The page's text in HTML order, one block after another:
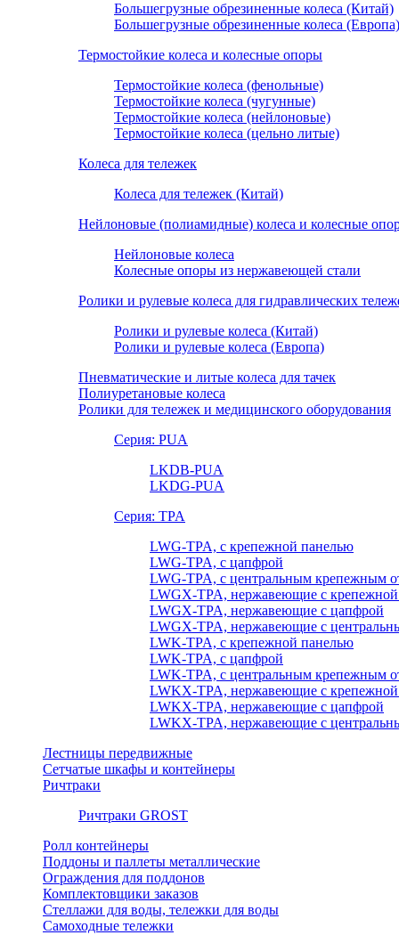
Большегрузные обрезиненные колеса (Китай)
Большегрузные обрезиненные колеса (Европа)
Термостойкие колеса и колесные опоры
Термостойкие колеса (фенольные)
Термостойкие колеса (чугунные)
Термостойкие колеса (нейлоновые)
Термостойкие колеса (цельно литые)
Колеса для тележек
Колеса для тележек (Китай)
Нейлоновые (полиамидные) колеса и колесные
Нейлоновые колеса
Колесные опоры из нержавеющей стали
Ролики и рулевые колеса для гидравлических
Ролики и рулевые колеса (Китай)
Ролики и рулевые колеса (Европа)
Пневматические и литые колеса для тачек
Полиуретановые колеса
Ролики для тележек и медицинского оборудования
Серия: PUA
LKDB-PUA
LKDG-PUA
Серия: TPA
LWG-TPA, с крепежной панелью
LWG-TPA, с цапфрой
LWG-TPA, с центральным крепежным
LWGX-TPA, нержавеющие с
LWGX-TPA, нержавеющие с цапфрой
LWGX-TPA, нержавеющие с
LWK-TPA, с крепежной панелью
LWK-TPA, с цапфрой
LWK-TPA, с центральным крепежным
LWKX-TPA, нержавеющие с
LWKX-TPA, нержавеющие с цапфрой
LWKX-TPA, нержавеющие с
Лестницы передвижные
Сетчатые шкафы и контейнеры
Ричтраки
Ричтраки GROST
Ролл контейнеры
Поддоны и паллеты металлические
Ограждения для поддонов
Комплектовщики заказов
Стеллажи для воды, тележки для воды
Самоходные тележки